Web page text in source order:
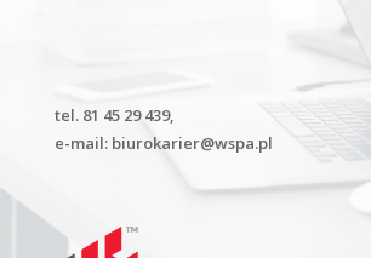
tel. 81 45 29 439,
e-mail: biurokarier@wspa.pl